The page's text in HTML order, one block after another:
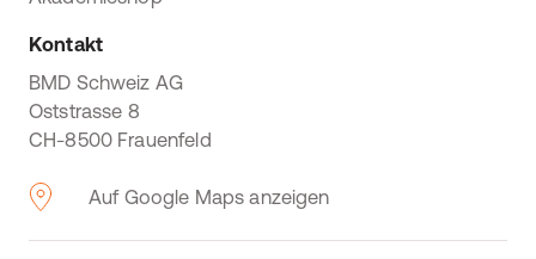
Kontakt
BMD Schweiz AG
Oststrasse 8
CH-8500 Frauenfeld
Auf Google Maps anzeigen